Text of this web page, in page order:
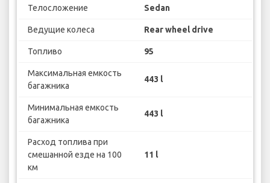
Телосложение Sedan
Ведущие колеса Rear wheel drive
Топливо 95
Максимальная емкость
багажника
443 l
Минимальная емкость
багажника
443 l
Расход топлива при
смешанной езде на 100
км
11 l